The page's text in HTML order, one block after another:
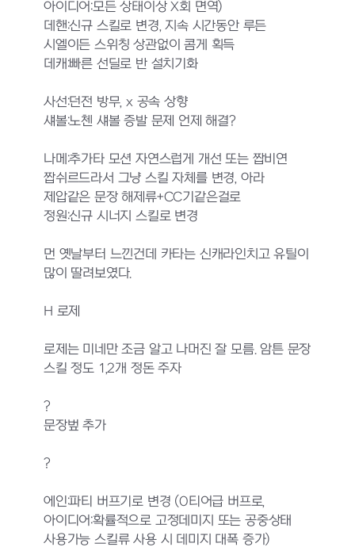
아이디어:모든 상태이상 X회 면역)
데핸:신규 스킬로 변경, 지속 시간동안 루든
시엘이든 스위칭 상관없이 콤게 획득
데캐:빠른 선딜로 반 설치기화
사선:던전 방무, x 공속 상향
섀볼:노첸 섀볼 증발 문제 언제 해결?
나메:추가타 모션 자연스럽게 개선 또는 짭비연
짭쉬르드라서 그냥 스킬 자체를 변경, 아라
제압같은 문장 해제류+CC기같은걸로
정원:신규 시너지 스킬로 변경
먼 옛날부터 느낀건데 카타는 신캐라인치고 유틸이
많이 딸려보였다.
H 로제
로제는 미네만 조금 알고 나머진 잘 모름. 암튼 문장
스킬 정도 1,2개 정돈 주자
?
문장벞 추가
?
에인:파티 버프기로 변경 (0티어급 버프로,
아이디어:확률적으로 고정데미지 또는 공중상태
사용가능 스킬류 사용 시 데미지 대폭 증가)